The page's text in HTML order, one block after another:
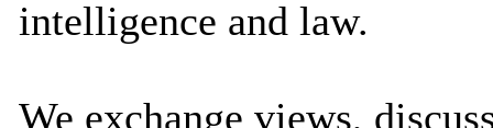
intelligence and law.
We exchange views,